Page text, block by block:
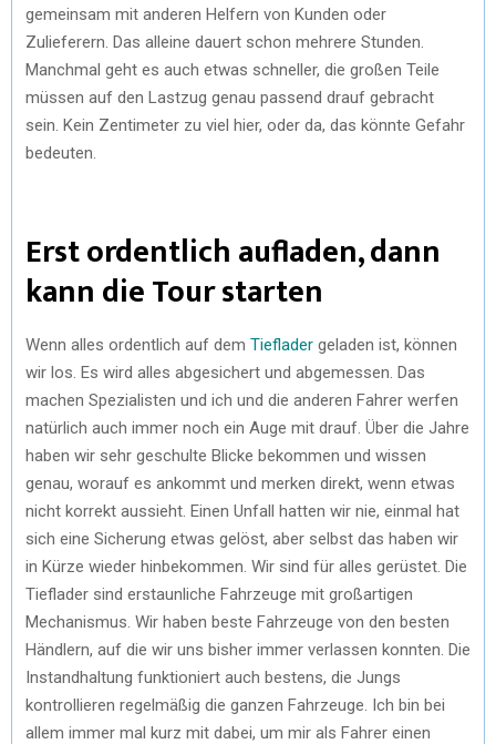
gemeinsam mit anderen Helfern von Kunden oder
Zulieferern. Das alleine dauert schon mehrere Stunden.
Manchmal geht es auch etwas schneller, die großen Teile
müssen auf den Lastzug genau passend drauf gebracht
sein. Kein Zentimeter zu viel hier, oder da, das könnte Gefahr
bedeuten.
Erst ordentlich aufladen, dann
kann die Tour starten
Wenn alles ordentlich auf dem Tieflader geladen ist, können
wir los. Es wird alles abgesichert und abgemessen. Das
machen Spezialisten und ich und die anderen Fahrer werfen
natürlich auch immer noch ein Auge mit drauf. Über die Jahre
haben wir sehr geschulte Blicke bekommen und wissen
genau, worauf es ankommt und merken direkt, wenn etwas
nicht korrekt aussieht. Einen Unfall hatten wir nie, einmal hat
sich eine Sicherung etwas gelöst, aber selbst das haben wir
in Kürze wieder hinbekommen. Wir sind für alles gerüstet. Die
Tieflader sind erstaunliche Fahrzeuge mit großartigen
Mechanismus. Wir haben beste Fahrzeuge von den besten
Händlern, auf die wir uns bisher immer verlassen konnten. Die
Instandhaltung funktioniert auch bestens, die Jungs
kontrollieren regelmäßig die ganzen Fahrzeuge. Ich bin bei
allem immer mal kurz mit dabei, um mir als Fahrer einen